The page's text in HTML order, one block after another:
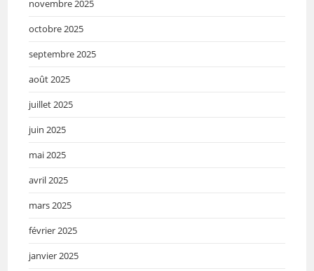
novembre 2025
octobre 2025
septembre 2025
août 2025
juillet 2025
juin 2025
mai 2025
avril 2025
mars 2025
février 2025
janvier 2025